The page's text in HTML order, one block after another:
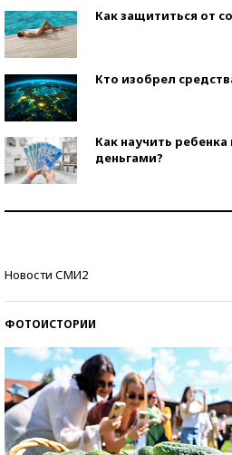
Как защититься от
Кто изобрел
Как научить
деньгами?
Новости СМИ2
ФОТОИСТОРИИ